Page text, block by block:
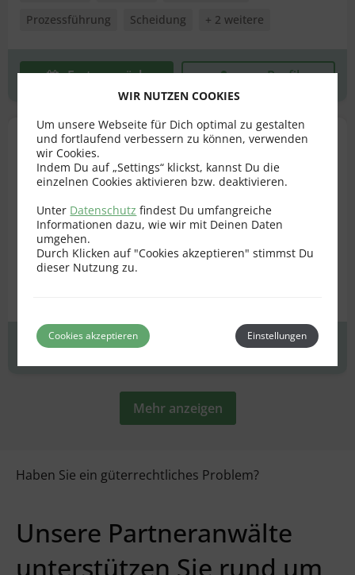
Prozessführung
Scheidung + 2 weitere
Erstgespräch zum Profil
Ing. Mag. Peter Bubits
Rechtsanwalt für Familienrecht
2340 Mödling
Güterrecht Eherecht
Familienrecht
Erstgespräch zum Profil
Mehr anzeigen
Haben Sie ein güterrechtliches Problem?
Unsere Partneranwälte
unterstützen Sie rund um
WIR NUTZEN COOKIES
Um unsere Webseite für Dich optimal zu gestalten
und fortlaufend verbessern zu können, verwenden
wir Cookies.
Indem Du auf „Settings“ klickst, kannst Du die
einzelnen Cookies aktivieren bzw. deaktivieren.
Unter Datenschutz findest Du umfangreiche
Informationen dazu, wie wir mit Deinen Daten
umgehen.
Durch Klicken auf "Cookies akzeptieren" stimmst Du
dieser Nutzung zu.
Cookies akzeptieren Einstellungen